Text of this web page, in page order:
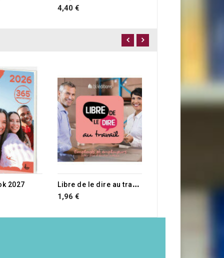
4,40 €
STOCK
2027 L
ibre de le dire au travail
1,96 €
RUPTURE DE STOCK